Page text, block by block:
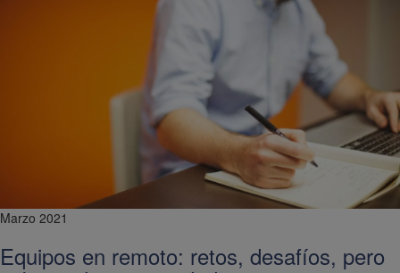
Marzo 2021
Equipos en remoto: retos, desafíos, pero